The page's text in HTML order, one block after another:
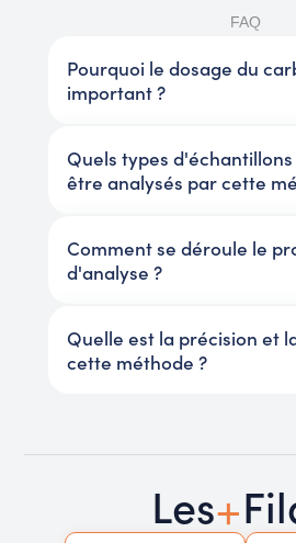
FAQ
Pourquoi le dosage du
important ?
Quels types
être analysés par cette
Comment se déroule le
d'analyse ?
Quelle est la précision et
cette méthode ?
Les+